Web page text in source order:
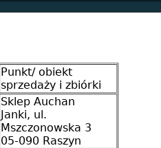
Punkt/ obiekt
sprzedaży i zbiórki
Sklep Auchan
Janki, ul.
Mszczonowska 3
05-090 Raszyn